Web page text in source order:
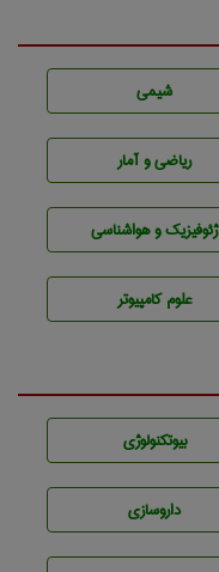
شيمی
ریاضی و آمار
ژئوفيزيك و هواشناسی
علوم کامپیوتر
بيوتكنولوژی
داروسازی